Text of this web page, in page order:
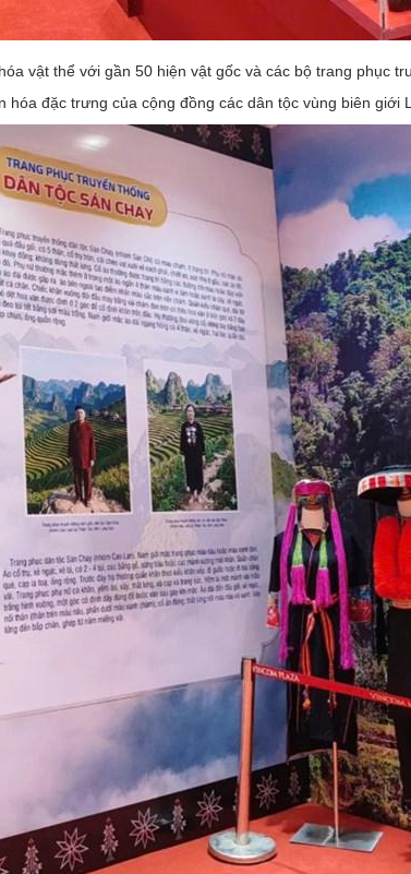
vật thể với gần 50 hiện vật gốc và các bộ trang phục
đặc trưng của cộng đồng các dân tộc vùng biên